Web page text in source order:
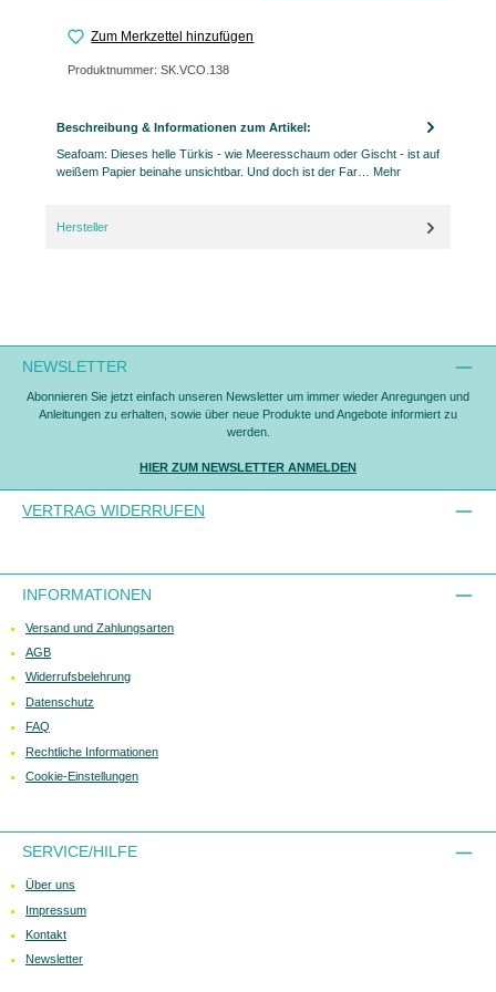
Zum Merkzettel hinzufügen
Produktnummer: SK.VCO.138
Beschreibung & Informationen zum Artikel:
Seafoam: Dieses helle Türkis - wie Meeresschaum oder Gischt - ist auf
weißem Papier beinahe unsichtbar. Und doch ist der Far… Mehr
Hersteller
NEWSLETTER
Abonnieren Sie jetzt einfach unseren Newsletter um immer wieder Anregungen und
Anleitungen zu erhalten, sowie über neue Produkte und Angebote informiert zu
werden.
HIER ZUM NEWSLETTER ANMELDEN
VERTRAG WIDERRUFEN
INFORMATIONEN
Versand und Zahlungsarten
AGB
Widerrufsbelehrung
Datenschutz
FAQ
Rechtliche Informationen
Cookie-Einstellungen
SERVICE/HILFE
Über uns
Impressum
Kontakt
Newsletter